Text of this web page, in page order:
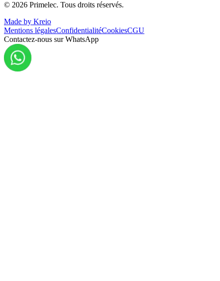
© 2026 Primelec. Tous droits réservés.
Made by Kreio
Mentions légalesConfidentialitéCookiesCGU
Contactez-nous sur WhatsApp